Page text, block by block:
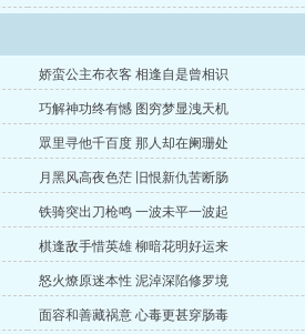
娇蛮公主布衣客 相逢自是曾相识
巧解神功终有憾 图穷梦显洩天机
眾里寻他千百度 那人却在阑珊处
月黑风高夜色茫 旧恨新仇苦断肠
铁骑突出刀枪鸣 一波未平一波起
棋逢敌手惜英雄 柳暗花明好运来
怒火燎原迷本性 泥淖深陷修罗境
面容和善藏祸意 心毒更甚穿肠毒